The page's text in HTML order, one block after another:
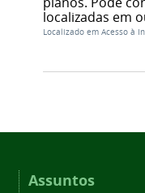
localizadas em
Localizado em Acesso à
Assuntos